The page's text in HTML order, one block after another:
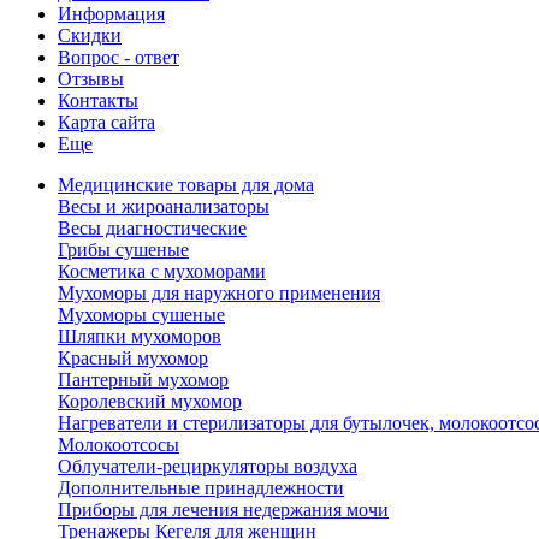
Информация
Скидки
Вопрос - ответ
Отзывы
Контакты
Карта сайта
Еще
Медицинские товары для дома
Весы и жироанализаторы
Весы диагностические
Грибы сушеные
Косметика с мухоморами
Мухоморы для наружного применения
Мухоморы сушеные
Шляпки мухоморов
Красный мухомор
Пантерный мухомор
Королевский мухомор
Нагреватели и стерилизаторы для бутылочек,
Молокоотсосы
Облучатели-рециркуляторы воздуха
Дополнительные принадлежности
Приборы для лечения недержания мочи
Тренажеры Кегеля для женщин